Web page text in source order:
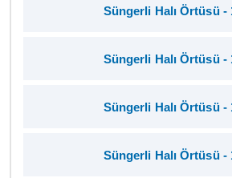
Süngerli Halı Örtüsü -
Süngerli Halı Örtüsü -
Süngerli Halı Örtüsü -
Süngerli Halı Örtüsü -